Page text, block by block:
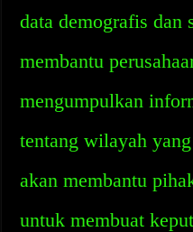
data demografis
membantu
mengumpulkan
tentang wilayah
akan membantu
untuk membuat